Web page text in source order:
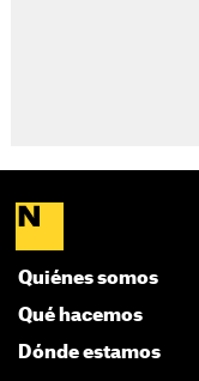
Quiénes somos
Qué hacemos
Dónde estamos